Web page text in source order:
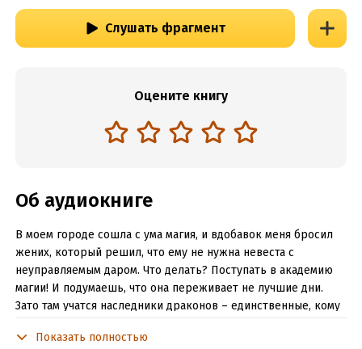
Слушать фрагмент
Оцените книгу
Об аудиокниге
В моем городе сошла с ума магия, и вдобавок меня бросил
жених, который решил, что ему не нужна невеста с
неуправляемым даром. Что делать? Поступать в академию
магии! И подумаешь, что она переживает не лучшие дни.
Зато там учатся наследники драконов – единственные, кому
вроде бы все складывается отлично, но за меня начинают
Показать полностью